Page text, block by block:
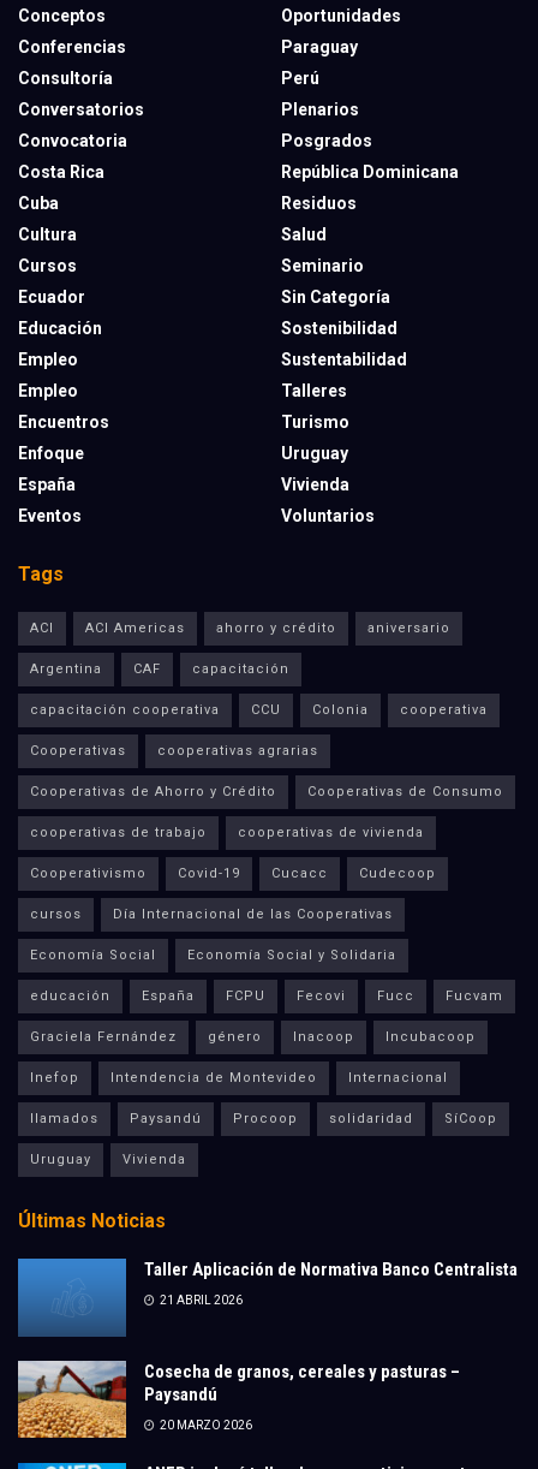
Conceptos
Conferencias
Consultoría
Conversatorios
Convocatoria
Costa Rica
Cuba
Cultura
Cursos
Ecuador
Educación
Empleo
Empleo
Encuentros
Enfoque
España
Eventos
Oportunidades
Paraguay
Perú
Plenarios
Posgrados
República Dominicana
Residuos
Salud
Seminario
Sin Categoría
Sostenibilidad
Sustentabilidad
Talleres
Turismo
Uruguay
Vivienda
Voluntarios
Tags
ACI ACI Americas ahorro y crédito aniversario
Argentina CAF capacitación
capacitación cooperativa CCU Colonia cooperativa
Cooperativas cooperativas agrarias
Cooperativas de Ahorro y Crédito Cooperativas de Consumo
cooperativas de trabajo cooperativas de vivienda
Cooperativismo Covid-19 Cucacc Cudecoop
cursos Día Internacional de las Cooperativas
Economía Social Economía Social y Solidaria
educación España FCPU Fecovi Fucc Fucvam
Graciela Fernández género Inacoop Incubacoop
Inefop Intendencia de Montevideo Internacional
llamados Paysandú Procoop solidaridad SíCoop
Uruguay Vivienda
Últimas Noticias
Taller Aplicación de Normativa Banco Centralista
21 ABRIL 2026
Cosecha de granos, cereales y pasturas –
Paysandú
20 MARZO 2026